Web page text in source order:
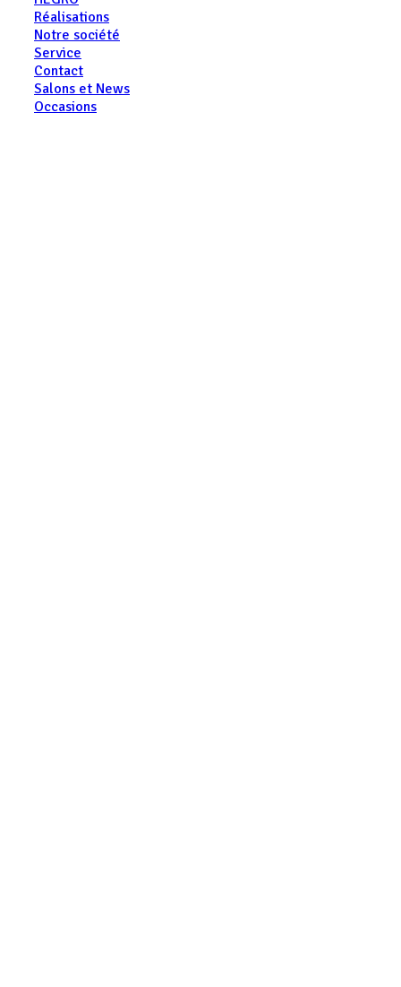
Réalisations
Notre société
Service
Contact
Salons et News
Occasions